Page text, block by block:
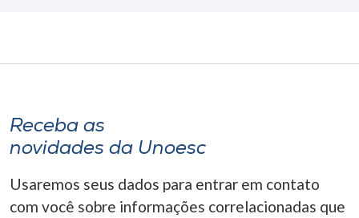
Receba as
novidades da Unoesc
Usaremos seus dados para entrar em contato
com você sobre informações correlacionadas que